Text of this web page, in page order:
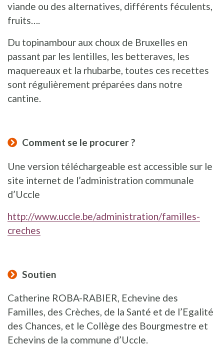
viande ou des alternatives, différents féculents,
fruits….
Du topinambour aux choux de Bruxelles en
passant par les lentilles, les betteraves, les
maquereaux et la rhubarbe, toutes ces recettes
sont régulièrement préparées dans notre
cantine.
Comment se le procurer ?
Une version téléchargeable est accessible sur le
site internet de l’administration communale
d’Uccle
http://www.uccle.be/administration/familles-
creches
Soutien
Catherine ROBA-RABIER, Echevine des
Familles, des Crèches, de la Santé et de l’Egalité
des Chances, et le Collège des Bourgmestre et
Echevins de la commune d’Uccle.